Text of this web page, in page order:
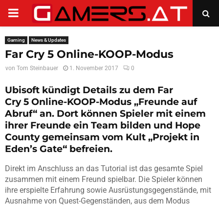
PRIMARY
MENU
Gaming News & Updates
Far Cry 5 Online-KOOP-Modus
von Tom Steinbauer 1. November 2017 0
Ubisoft kündigt Details zu dem Far
Cry 5 Online-KOOP-Modus „Freunde auf
Abruf“ an. Dort können Spieler mit einem
ihrer Freunde ein Team bilden und Hope
County gemeinsam vom Kult „Projekt in
Eden’s Gate“ befreien.
Direkt im Anschluss an das Tutorial ist das gesamte Spiel
zusammen mit einem Freund spielbar. Die Spieler können
ihre erspielte Erfahrung sowie Ausrüstungsgegenstände, mit
Ausnahme von Quest-Gegenständen, aus dem Modus